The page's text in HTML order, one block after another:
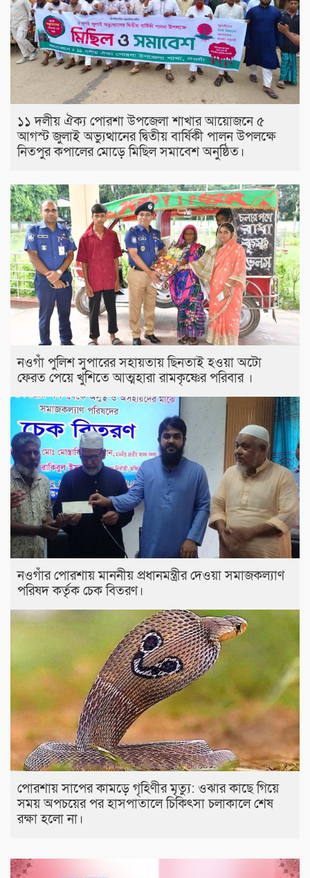
১১ দলীয় ঐক্য পোরশা উপজেলা শাখার আয়োজনে ৫
আগস্ট জুলাই অভ্যুত্থানের দ্বিতীয় বার্ষিকী পালন উপলক্ষে
নিতপুর কপালের মোড়ে মিছিল সমাবেশ অনুষ্ঠিত।
নওগাঁ পুলিশ সুপারের সহায়তায় ছিনতাই হওয়া অটো
ফেরত পেয়ে খুশিতে আত্মহারা রামকৃষ্ণের পরিবার ।
নওগাঁর পোরশায় মাননীয় প্রধানমন্ত্রীর দেওয়া সমাজকল্যাণ
পরিষদ কর্তৃক চেক বিতরণ।
পোরশায় সাপের কামড়ে গৃহিণীর মৃত্যু: ওঝার কাছে গিয়ে
সময় অপচয়ের পর হাসপাতালে চিকিৎসা চলাকালে শেষ
রক্ষা হলো না।